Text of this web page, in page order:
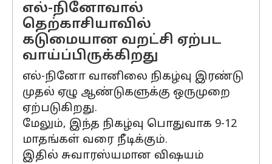
எல்-நினோவால்
தெற்காசியாவில்
கடுமையான வறட்சி ஏற்பட
வாய்ப்பிருக்கிறது
எல்-நினோ வானிலை நிகழ்வு இரண்டு
முதல் ஏழு ஆண்டுகளுக்கு ஒருமுறை
ஏற்படுகிறது.
மேலும், இந்த நிகழ்வு பொதுவாக 9-12
மாதங்கள் வரை நீடிக்கும்.
இதில் சுவாரஸ்யமான விஷயம்